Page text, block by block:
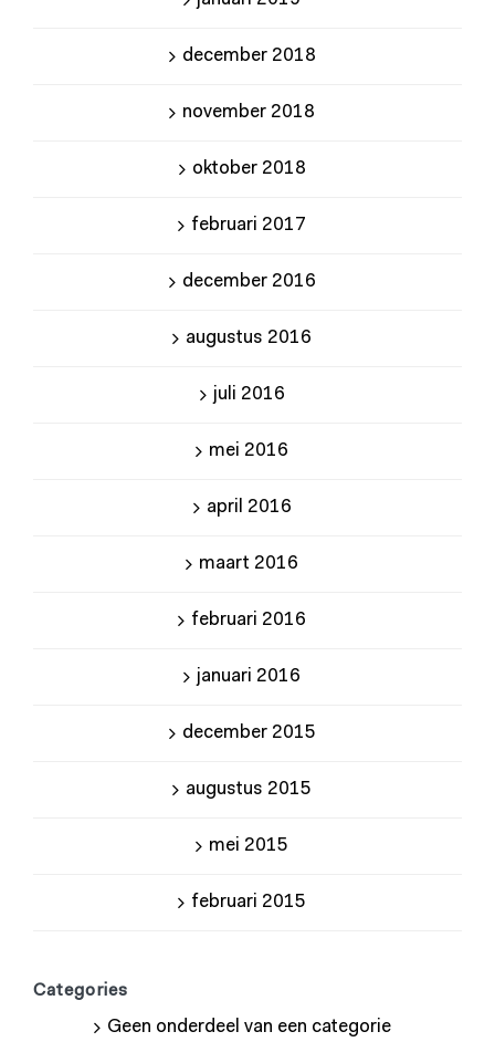
december 2018
november 2018
oktober 2018
februari 2017
december 2016
augustus 2016
juli 2016
mei 2016
april 2016
maart 2016
februari 2016
januari 2016
december 2015
augustus 2015
mei 2015
februari 2015
Categories
Geen onderdeel van een categorie